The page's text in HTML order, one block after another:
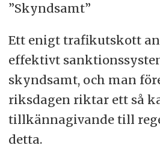
”Skyndsamt”
Ett enigt trafikutskott
effektivt
skyndsamt, och man
riksdagen riktar ett så
tillkännagivande till
detta.